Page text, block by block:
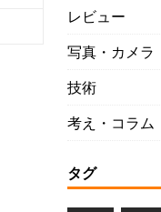
レビュー
写真・カメラ
技術
考え・コラム
タグ